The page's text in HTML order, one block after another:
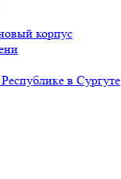
корпус
в Сургуте